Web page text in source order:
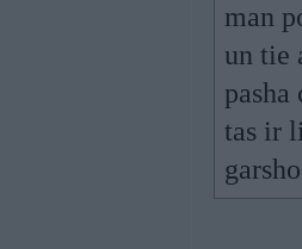
man
un tie
tas ir